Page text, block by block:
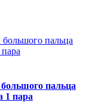
пальца
1 пара